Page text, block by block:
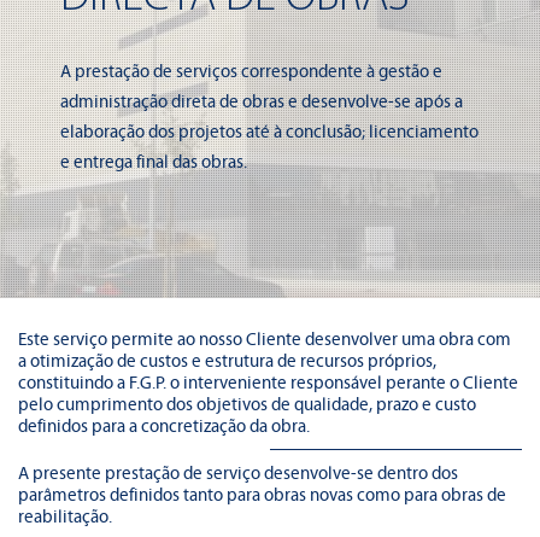
A prestação de serviços correspondente à gestão e
administração direta de obras e desenvolve-se após a
elaboração dos projetos até à conclusão; licenciamento
e entrega final das obras.
Este serviço permite ao nosso Cliente desenvolver uma obra com
a otimização de custos e estrutura de recursos próprios,
constituindo a F.G.P. o interveniente responsável perante o Cliente
pelo cumprimento dos objetivos de qualidade, prazo e custo
definidos para a concretização da obra.
A presente prestação de serviço desenvolve-se dentro dos
parâmetros definidos tanto para obras novas como para obras de
reabilitação.